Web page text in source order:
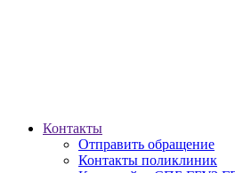
Контакты
Отправить обращение
Контакты поликлиник